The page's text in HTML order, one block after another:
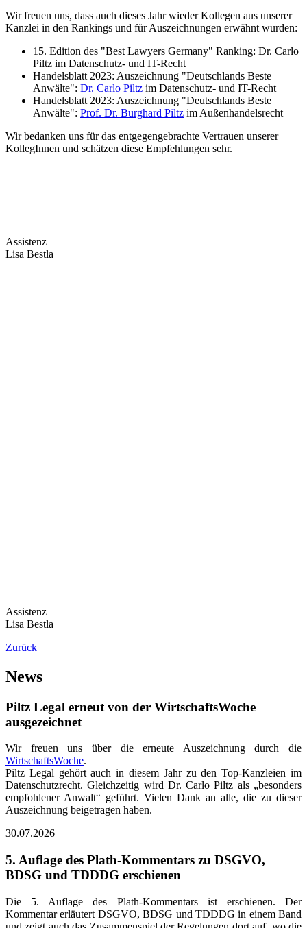
Wir freuen uns, dass auch dieses Jahr wieder Kollegen aus unserer
Kanzlei in den Rankings und für Auszeichnungen erwähnt wurden:
15. Edition des "Best Lawyers Germany" Ranking: Dr. Carlo
Piltz im Datenschutz- und IT-Recht
Handelsblatt 2023: Auszeichnung "Deutschlands Beste
Anwälte": Dr. Carlo Piltz im Datenschutz- und IT-Recht
Handelsblatt 2023: Auszeichnung "Deutschlands Beste
Anwälte": Prof. Dr. Burghard Piltz im Außenhandelsrecht
Wir bedanken uns für das entgegengebrachte Vertrauen unserer
KollegInnen und schätzen diese Empfehlungen sehr.
Assistenz
Lisa Bestla
Assistenz
Lisa Bestla
Zurück
News
Piltz Legal erneut von der WirtschaftsWoche
ausgezeichnet
Wir freuen uns über die erneute Auszeichnung durch die
WirtschaftsWoche.
Piltz Legal gehört auch in diesem Jahr zu den Top-Kanzleien im
Datenschutzrecht. Gleichzeitig wird Dr. Carlo Piltz als „besonders
empfohlener Anwalt“ geführt. Vielen Dank an alle, die zu dieser
Auszeichnung beigetragen haben.
30.07.2026
5. Auflage des Plath-Kommentars zu DSGVO,
BDSG und TDDDG erschienen
Die 5. Auflage des Plath-Kommentars ist erschienen. Der
Kommentar erläutert DSGVO, BDSG und TDDDG in einem Band